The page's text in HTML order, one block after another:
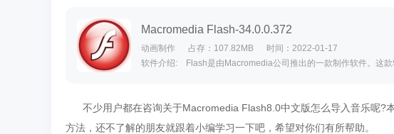
Macromedia Flash-34.0.0.372
动画制作 占存：107.82MB
时间：2022-01-17
不少用户都在咨询关于Macromedia Flash8.0中文版怎么导入音乐呢?
方法，还不了解的朋友就跟着小编学习一下吧，希望对你们有所帮助。